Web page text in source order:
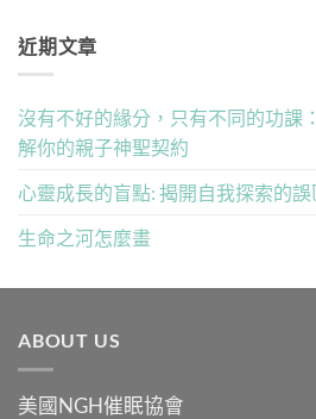
近期文章
沒有不好的緣分，只有不同的功課
解你的親子神聖契約
心靈成長的盲點: 揭開自我探索的誤
生命之河怎麼畫
ABOUT US
美國NGH催眠協會